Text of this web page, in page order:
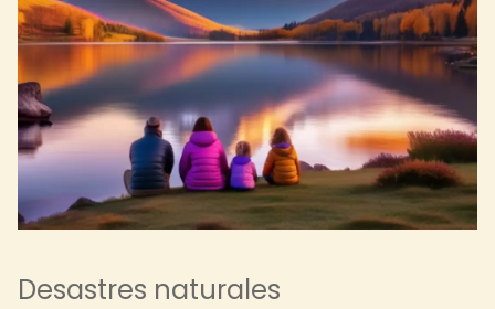
Desastres naturales